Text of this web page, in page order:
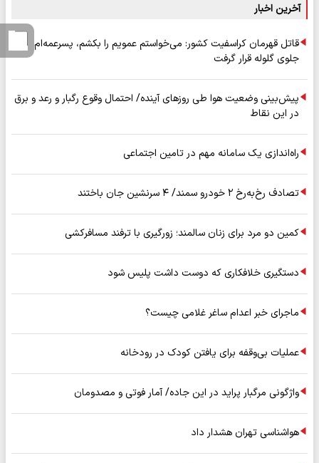
آخرین اخبار
قاتل قهرمان کراسفیت کشور: می‌خواستم عمویم را بکشم، پسرعمه‌ام
جلوی گلوله قرار گرفت
پیش‌بینی وضعیت هوا طی روزهای آینده/ احتمال وقوع رگبار و رعد و برق
در این نقاط
راه‌اندازی یک سامانه مهم در تامین اجتماعی
تصادف رخ‌به‌رخ ۲ خودرو سمند/ ۴ سرنشین جان باختند
کمین دو مرد برای زنان سالمند؛ زورگیری با ترفند مسافرکشی
دستگیری خلافکاری که دوست داشت پلیس شود
ماجرای خبر اعدام ساغر غلامی چیست؟
عملیات بی‌وقفه برای یافتن کودک در رودخانه
واژگونی مرگبار پراید در این جاده/ آمار فوتی و مصدومان
هواشناسی تهران هشدار داد